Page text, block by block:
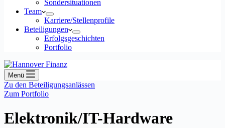
Sondersituationen
Team
Karriere/Stellenprofile
Beteiligungen
Erfolgsgeschichten
Portfolio
Menü
Zu den Beteiligungsanlässen
Zum Portfolio
Elektronik/IT-Hardware